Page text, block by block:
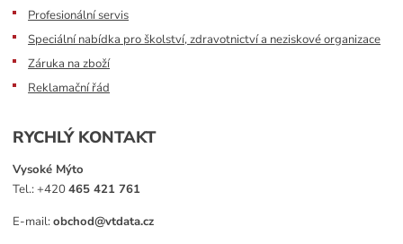
Profesionální servis
Speciální nabídka pro školství, zdravotnictví a neziskové organizace
Záruka na zboží
Reklamační řád
RYCHLÝ KONTAKT
Vysoké Mýto
Tel.:+420465 421 761
E-mail:obchod@vtdata.cz